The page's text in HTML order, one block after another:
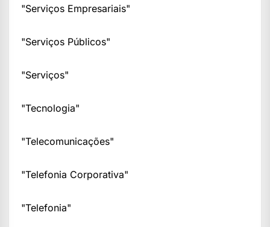
"Serviços Empresariais"
"Serviços Públicos"
"Serviços"
"Tecnologia"
"Telecomunicações"
"Telefonia Corporativa"
"Telefonia"